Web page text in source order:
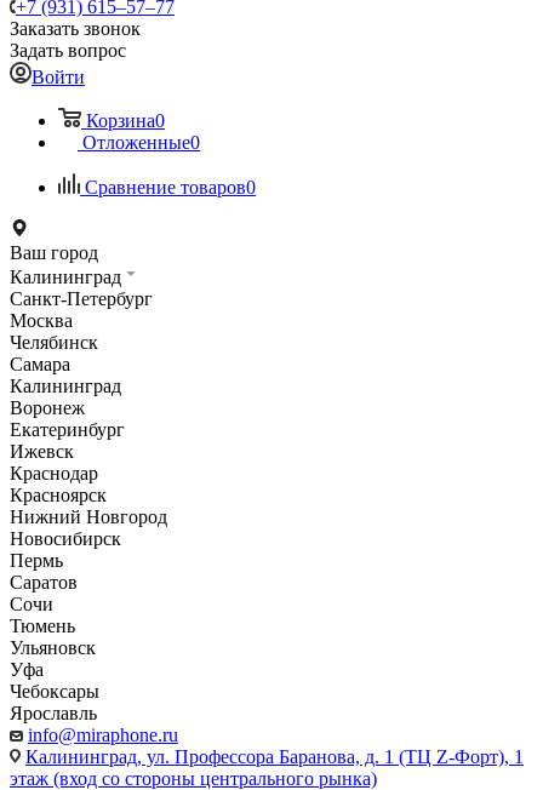
+7 (931) 615‒57‒77
Заказать звонок
Задать вопрос
Войти
Корзина0
Отложенные0
Сравнение товаров0
Ваш город
Калининград
Санкт-Петербург
Москва
Челябинск
Самара
Калининград
Воронеж
Екатеринбург
Ижевск
Краснодар
Красноярск
Нижний Новгород
Новосибирск
Пермь
Саратов
Сочи
Тюмень
Ульяновск
Уфа
Чебоксары
Ярославль
info@miraphone.ru
Калининград, ул. Профессора Баранова, д. 1 (ТЦ Z-Форт), 1
этаж (вход со стороны центрального рынка)